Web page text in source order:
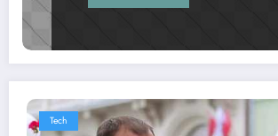
Tech